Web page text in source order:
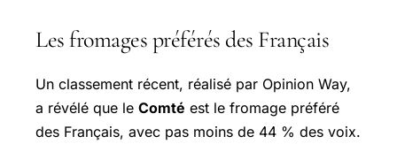
Les fromages préférés des Français
Un classement récent, réalisé par Opinion Way,
a révélé que le Comté est le fromage préféré
des Français, avec pas moins de 44 % des voix.